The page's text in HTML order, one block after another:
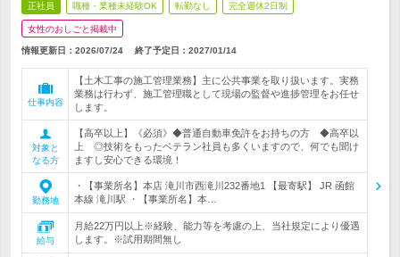
正社員 職種・業種未経験OK 転勤なし 完全週休2日制
女性のおしごと掲載中
情報更新日：2026/07/24 終了予定日： 2027/01/14
仕事内容
【土木工事の施工管理業務】主に公共事業を取り扱います。実務
業務は行わず、施工管理職として現場の監督や進捗管理をお任せ
します。
対象と
なる方
【高卒以上】《必須》◆普通自動車免許をお持ちの方 ◆高卒以
上 ◎技術をもったベテラン社員も多くいますので、何でも聞け
ますし安心できる環境！
勤務地
・【事業所名】本店 滝川市西滝川232番地1 【最寄駅】 JR 函館
本線 滝川駅 ・【事業所名】本…
給与
月給22万円以上※経験、能力等を考慮の上、当社規定により優遇
します。※試用期間無し